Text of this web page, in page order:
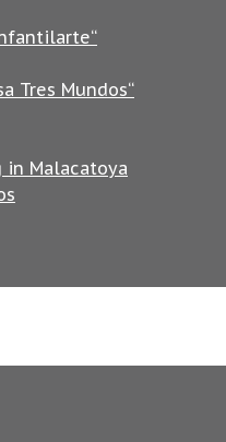
Tres Mundos“
in Malacatoya